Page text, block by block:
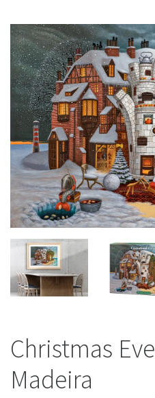
Christmas Eve
Madeira